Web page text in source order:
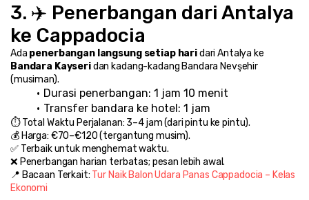
3. ✈️ Penerbangan dari Antalya
ke Cappadocia
Ada penerbangan langsung setiap hari
Bandara Kayseri dan kadang-kadang Bandara Nevşehir
(musiman).
Durasi penerbangan: 1 jam 10 menit
Transfer bandara ke hotel: 1 jam
⏱️ Total Waktu Perjalanan: 3–4 jam (dari pintu ke pintu).
💰 Harga: €70–€120 (tergantung musim).
✅ Terbaik untuk menghemat waktu.
❌ Penerbangan harian terbatas; pesan lebih awal.
📍 Bacaan Terkait: Tur Naik Balon Udara Panas Cappadocia – Kelas
Ekonomi